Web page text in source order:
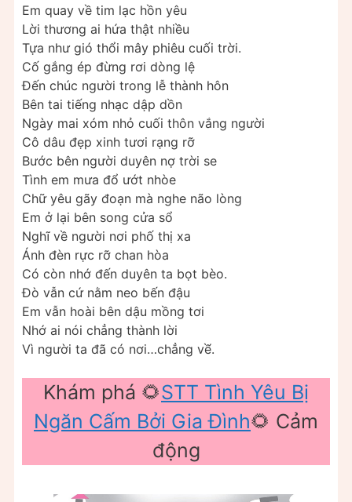
Em quay về tim lạc hồn yêu
Lời thương ai hứa thật nhiều
Tựa như gió thổi mây phiêu cuối trời.
Cố gắng ép đừng rơi dòng lệ
Đến chúc người trong lễ thành hôn
Bên tai tiếng nhạc dập dồn
Ngày mai xóm nhỏ cuối thôn vắng người
Cô dâu đẹp xinh tươi rạng rỡ
Bước bên người duyên nợ trời se
Tình em mưa đổ ướt nhòe
Chữ yêu gãy đoạn mà nghe não lòng
Em ở lại bên song cửa sổ
Nghĩ về người nơi phố thị xa
Ánh đèn rực rỡ chan hòa
Có còn nhớ đến duyên ta bọt bèo.
Đò vẫn cứ nằm neo bến đậu
Em vẫn hoài bên dậu mồng tơi
Nhớ ai nói chẳng thành lời
Vì người ta đã có nơi…chẳng về́.
Khám phá 🌻STT Tình Yêu Bị
Ngăn Cấm Bởi Gia Đình🌻 Cảm
động